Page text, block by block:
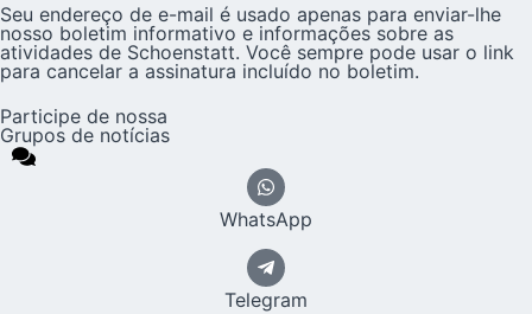
Seu endereço de e-mail é usado apenas para enviar-lhe
nosso boletim informativo e informações sobre as
atividades de Schoenstatt. Você sempre pode usar o link
para cancelar a assinatura incluído no boletim.
Participe de nossa
Grupos de notícias
WhatsApp
Telegram